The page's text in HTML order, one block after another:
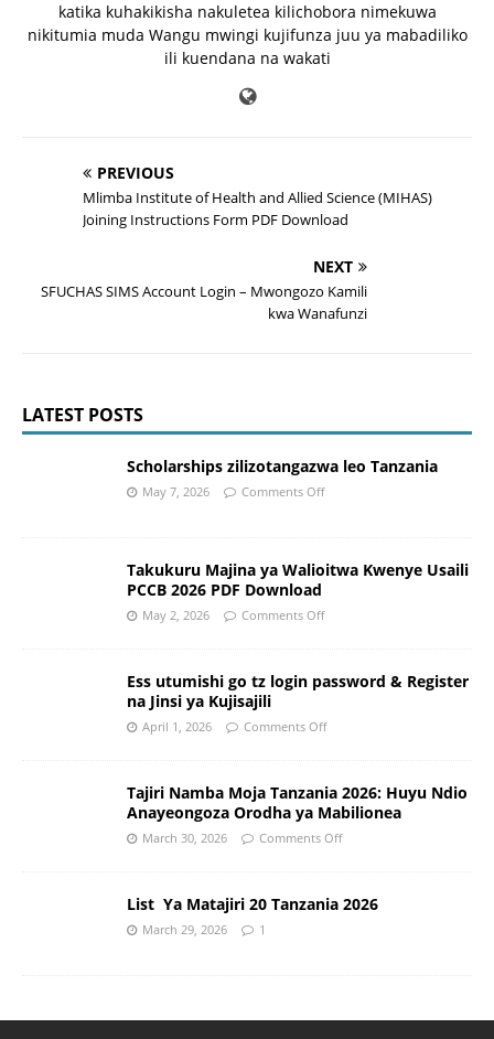
katika kuhakikisha nakuletea kilichobora nimekuwa
nikitumia muda Wangu mwingi kujifunza juu ya mabadiliko
ili kuendana na wakati
PREVIOUS
Mlimba Institute of Health and Allied Science (MIHAS)
Joining Instructions Form PDF Download
NEXT
SFUCHAS SIMS Account Login – Mwongozo Kamili
kwa Wanafunzi
LATEST POSTS
Scholarships zilizotangazwa leo Tanzania
May 7, 2026 Comments Off
Takukuru Majina ya Walioitwa Kwenye Usaili
PCCB 2026 PDF Download
May 2, 2026 Comments Off
Ess utumishi go tz login password & Register
na Jinsi ya Kujisajili
April 1, 2026 Comments Off
Tajiri Namba Moja Tanzania 2026: Huyu Ndio
Anayeongoza Orodha ya Mabilionea
March 30, 2026 Comments Off
List Ya Matajiri 20 Tanzania 2026
March 29, 2026 1